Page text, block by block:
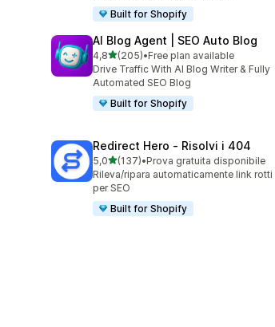
Built for Shopify
AI Blog Agent | SEO Auto Blog
4,8stelle su 5
(205)
205 recensioni totali
•Free plan available
Drive Traffic With AI Blog Writer & Fully
Automated SEO Blog
Built for Shopify
Redirect Hero ‑ Risolvi i 404
5,0stelle su 5
(137)
137 recensioni totali
•Prova gratuita disponibile
Rileva/ripara automaticamente link rotti
per SEO
Built for Shopify